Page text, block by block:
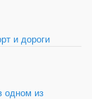
и дороги
одном из